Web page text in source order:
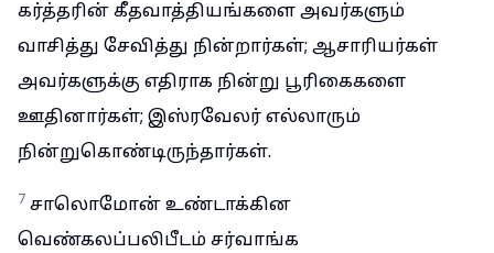
கர்த்தரின் கீதவாத்தியங்களை அவர்களும்
வாசித்து சேவித்து நின்றார்கள்; ஆசாரியர்கள்
அவர்களுக்கு எதிராக நின்று பூரிகைகளை
ஊதினார்கள்; இஸ்ரவேலர் எல்லாரும்
நின்றுகொண்டிருந்தார்கள்.
7 சாலொமோன் உண்டாக்கின
வெண்கலப்பலிபீடம் சர்வாங்க